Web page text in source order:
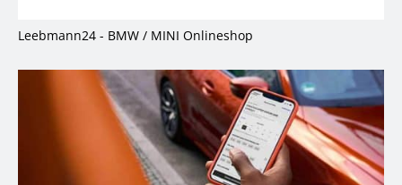
Leebmann24 - BMW / MINI Onlineshop